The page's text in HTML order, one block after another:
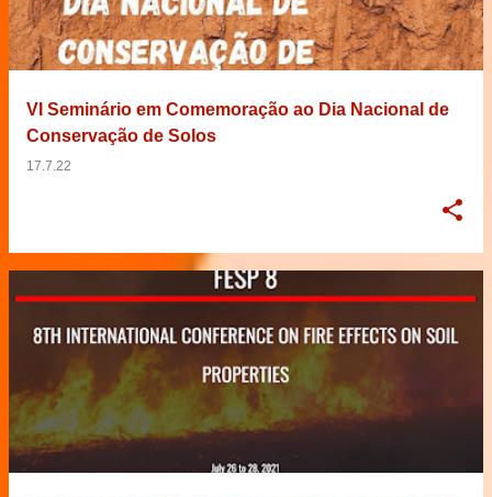
VI Seminário em Comemoração ao Dia Nacional de
Conservação de Solos
17.7.22